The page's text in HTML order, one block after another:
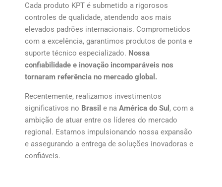
Cada produto KPT é submetido a rigorosos
controles de qualidade, atendendo aos mais
elevados padrões internacionais. Comprometidos
com a excelência, garantimos produtos de ponta e
suporte técnico especializado. Nossa
confiabilidade e inovação incomparáveis nos
tornaram referência no mercado global.
Recentemente, realizamos investimentos
significativos no Brasil e na América do Sul , com a
ambição de atuar entre os líderes do mercado
regional. Estamos impulsionando nossa expansão
e assegurando a entrega de soluções inovadoras e
confiáveis.